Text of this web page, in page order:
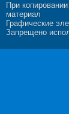
При
материал
Графические
Запрещено